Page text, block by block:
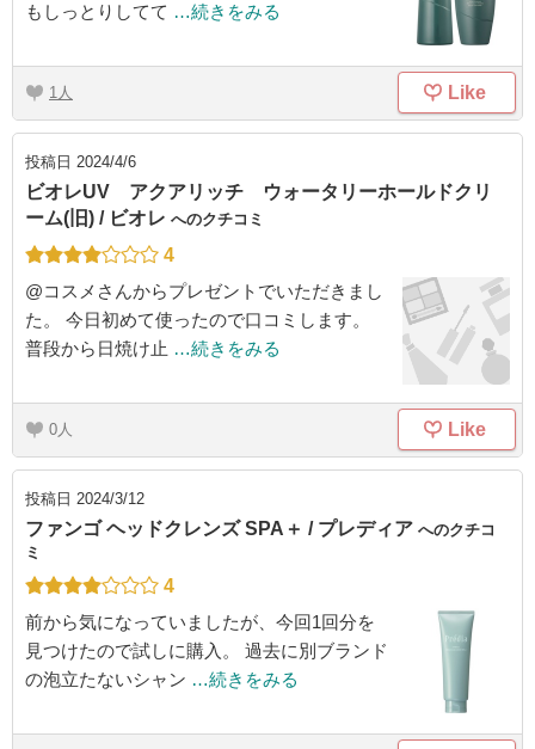
もしっとりしてて …続きをみる
1 Like
投稿日 2024/4/6
ビオレUV アクアリッチ ウォータリーホールドクリ
ーム(旧) / ビオレ へのクチコミ
4
@コスメさんからプレゼントでいただきまし
た。 今日初めて使ったので口コミします。
普段から日焼け止 …続きをみる
0 Like
投稿日 2024/3/12
ファンゴ ヘッドクレンズ SPA＋ / プレディア へのクチコ
ミ
4
前から気になっていましたが、今回1回分を
見つけたので試しに購入。 過去に別ブランド
の泡立たないシャン …続きをみる